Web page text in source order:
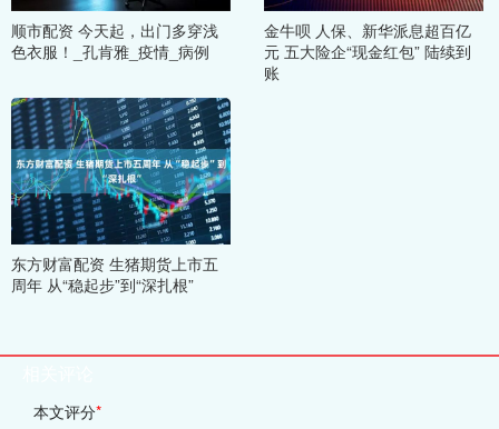
顺市配资 今天起，出门多穿浅
色衣服！_孔肯雅_疫情_病例
金牛呗 人保、新华派息超百亿
元 五大险企“现金红包” 陆续到
账
东方财富配资 生猪期货上市五
周年 从“稳起步”到“深扎根”
本文评分*